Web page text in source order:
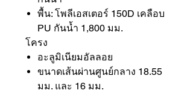
พื้น: โพลีเอสเตอร์ 150D เคลือบ
PU กันน้ำ 1,800 มม.
โครง
อะลูมิเนียมอัลลอย
ขนาดเส้นผ่านศูนย์กลาง 18.55
มม. และ 16 มม.